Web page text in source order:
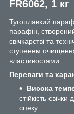
FR6062, 1 кг
Тугоплавкий
парафін,
свічкарстві та
ступенем
властивостями.
Переваги та
Висока
стійкість
спеку.